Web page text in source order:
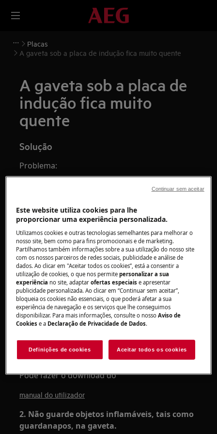
Placas
A gaveta sob a placa de indução fica muito quente
A gaveta sob a placa de
indução fica muito
quente
Solução
Problema:
A gaveta diretamente abaixo da placa de
O que pode ser guardado na gaveta sob a
placa de indução?
Aplica-se a:
Placa de indução encastrada
Resolução:
instalada de acordo com as instruções de
instalação.
Pode fazer o download do
manual do utilizador
2. Não guarde objetos inflamáveis, tais como
guardanapos, na gaveta.
Este website utiliza cookies para lhe
proporcionar uma experiência personalizada.
Utilizamos cookies e outras tecnologias semelhantes para melhorar o
nosso site, bem como para fins promocionais e de marketing.
Partilhamos também informações sobre a sua utilização do nosso site
com os nossos parceiros de redes sociais, publicidade e análise de
dados. Ao clicar em "Aceitar todos os cookies”, está a consentir a
utilização de cookies, o que nos permitepersonalizar a sua
experiência no site, adaptarofertas especiaise apresentar
publicidade personalizada. Ao clicar em “Continuar sem aceitar”,
bloqueia os cookies não essenciais, o que poderá afetar a sua
experiência de navegação e os serviços que lhe conseguimos
disponibilizar. Para mais informações, consulte o nossoAviso de
Cookies e a Declaração de Privacidade de Dados.
Definições de cookies Aceitar todos os cookies
Continuar sem aceitar